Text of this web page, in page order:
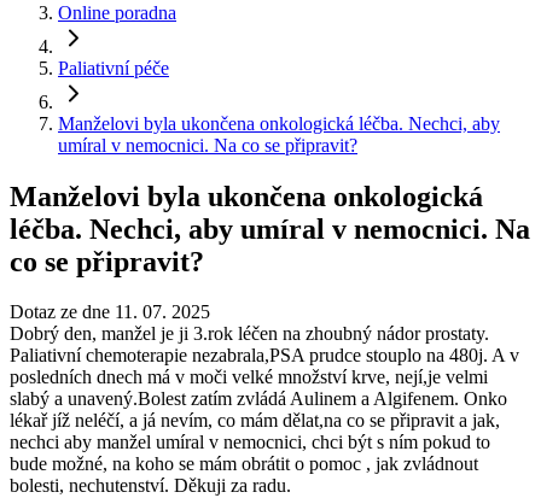
Online poradna
Paliativní péče
Manželovi byla ukončena onkologická léčba. Nechci, aby
umíral v nemocnici. Na co se připravit?
Manželovi byla ukončena onkologická
léčba. Nechci, aby umíral v nemocnici. Na
co se připravit?
Dotaz ze dne 11. 07. 2025
Dobrý den, manžel je ji 3.rok léčen na zhoubný nádor prostaty.
Paliativní chemoterapie nezabrala,PSA prudce stouplo na 480j. A v
posledních dnech má v moči velké množství krve, nejí,je velmi
slabý a unavený.Bolest zatím zvládá Aulinem a Algifenem. Onko
lékař jíž neléčí, a já nevím, co mám dělat,na co se připravit a jak,
nechci aby manžel umíral v nemocnici, chci být s ním pokud to
bude možné, na koho se mám obrátit o pomoc , jak zvládnout
bolesti, nechutenství. Děkuji za radu.